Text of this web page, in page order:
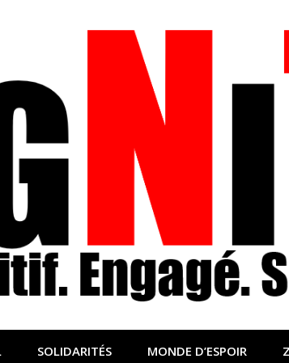
sociale,
SOLIDARITÉS MONDE D’ESPOIR